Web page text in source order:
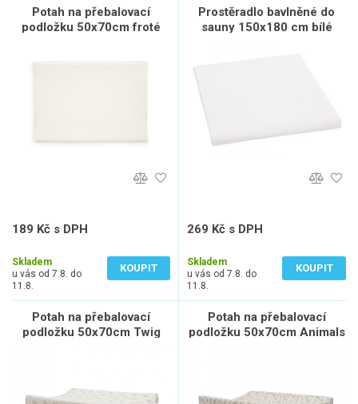
Potah na přebalovací
podložku 50x70cm froté
189 Kč s DPH
Skladem
u vás od 7.8. do
11.8.
KOUPIT
Prostěradlo bavlněné do
sauny 150x180 cm bílé
269 Kč s DPH
Skladem
u vás od 7.8. do
11.8.
KOUPIT
Potah na přebalovací
podložku 50x70cm Twig
Potah na přebalovací
podložku 50x70cm Animals